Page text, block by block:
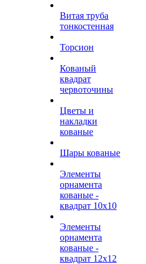
Витая труба
тонкостенная
Торсион
Кованый
квадрат
червоточины
Цветы и
накладки
кованые
Шары кованые
Элементы
орнамента
кованые -
квадрат 10х10
Элементы
орнамента
кованые -
квадрат 12х12